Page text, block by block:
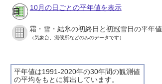
10月の日ごとの平年値を表示
霜・雪・結氷の初終日と初冠雪日の平年
（気象台、測候所などのみのデータです）
平年値は1991-2020年の30年間の観測値
の平均をもとに算出しています。